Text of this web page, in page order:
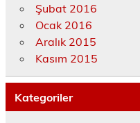
Şubat 2016
Ocak 2016
Aralık 2015
Kasım 2015
Kategoriler